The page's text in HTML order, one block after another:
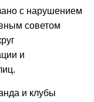
с нарушением
советом
и
и клубы